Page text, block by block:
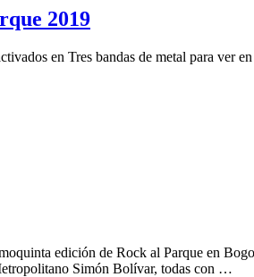
2019
en Tres bandas de metal para ver
edición de Rock al Parque en
Simón Bolívar, todas con …